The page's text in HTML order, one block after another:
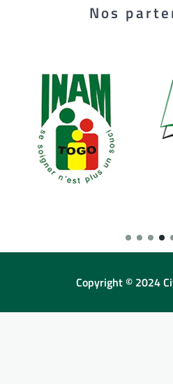
Nos
Copyright © 2024